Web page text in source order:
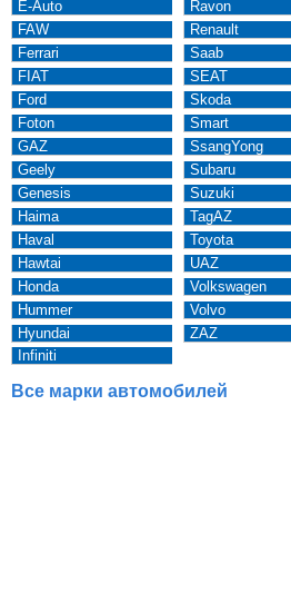
E-Auto
FAW
Ferrari
FIAT
Ford
Foton
GAZ
Geely
Genesis
Haima
Haval
Hawtai
Honda
Hummer
Hyundai
Infiniti
Ravon
Renault
Saab
SEAT
Skoda
Smart
SsangYong
Subaru
Suzuki
TagAZ
Toyota
UAZ
Volkswagen
Volvo
ZAZ
Все марки автомобилей